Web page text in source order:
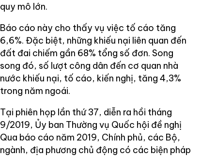
quy mô lớn.
Báo cáo này cho thấy vụ việc tố cáo tăng
6,6%. Đặc biệt, những khiếu nại liên quan đến
đất đai chiếm gần 68% tổng số đơn. Song
song đó, số lượt công dân đến cơ quan nhà
nước khiếu nại, tố cáo, kiến nghị, tăng 4,3%
trong năm ngoái.
Tại phiên họp lần thứ 37, diễn ra hồi tháng
9/2019, Ủy ban Thường vụ Quốc hội đề nghị
Qua báo cáo năm 2019, Chính phủ, các Bộ,
ngành, địa phương chủ động có các biện pháp